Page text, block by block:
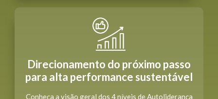
Direcionamento do próximo passo
para alta performance sustentável
Conheça a visão geral dos 4 níveis de Autoliderança